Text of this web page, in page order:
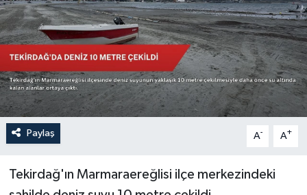
Paylaş A- A+
Tekirdağ'ın Marmaraereğlisi ilçe merkezindeki
Siyaset
Spor
Türkiye